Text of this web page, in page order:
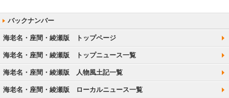
海老名・座間・綾瀬版 トップページ
海老名・座間・綾瀬版 トップニュース一覧
海老名・座間・綾瀬版 人物風土記一覧
海老名・座間・綾瀬版 ローカルニュース一覧